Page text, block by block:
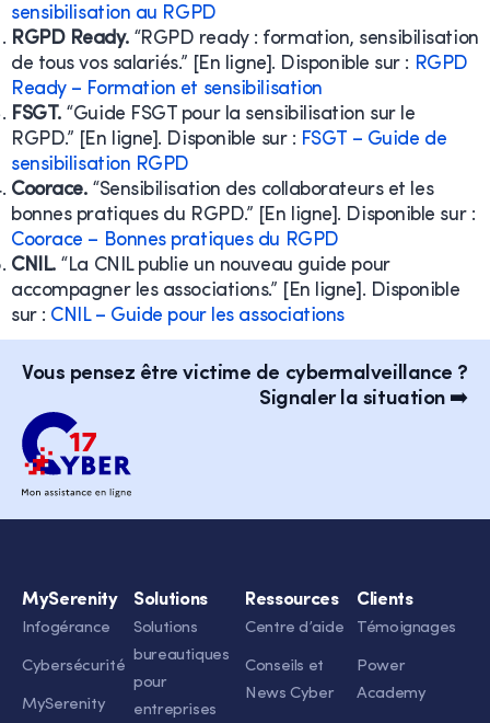
sensibilisation au RGPD
RGPD Ready.“RGPD ready : formation, sensibilisation
de tous vos salariés.” [En ligne]. Disponible sur : RGPD
Ready – Formation et sensibilisation
FSGT.“Guide FSGT pour la sensibilisation sur le
RGPD.” [En ligne]. Disponible sur : FSGT – Guide de
sensibilisation RGPD
Coorace.“Sensibilisation des collaborateurs et les
bonnes pratiques du RGPD.” [En ligne]. Disponible sur :
Coorace – Bonnes pratiques du RGPD
CNIL.“La CNIL publie un nouveau guide pour
accompagner les associations.” [En ligne]. Disponible
sur : CNIL – Guide pour les associations
Vous pensez être victime de cybermalveillance ?
Signaler la situation ➡️
MySerenity
Infogérance
Cybersécurité
MySerenity
Solutions
Solutions
bureautiques
pour
entreprises
Ressources
Centre d’aide
Conseils et
News Cyber
Clients
Témoignages
Power
Academy